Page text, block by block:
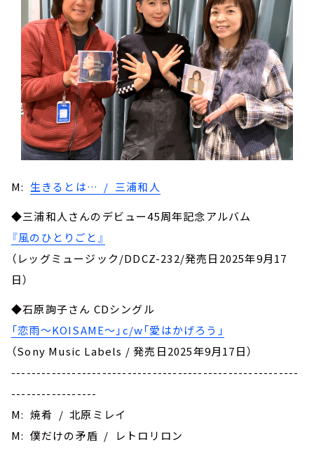
M: 生きるとは… / 三浦和人
◆三浦和人さんのデビュー45周年記念アルバム
『風のひとりごと』
（レッグミュージック/DDCZ-232/発売日2025年9月17
日）
◆石原詢子さん CDシングル
「恋雨～KOISAME～」c/w「愛はかげろう」
（Sony Music Labels / 発売日2025年9月17日）
---------------------------------------------------------
-----------------
M: 焼肴 / 北原ミレイ
M: 僕だけの矛盾 / レトロリロン